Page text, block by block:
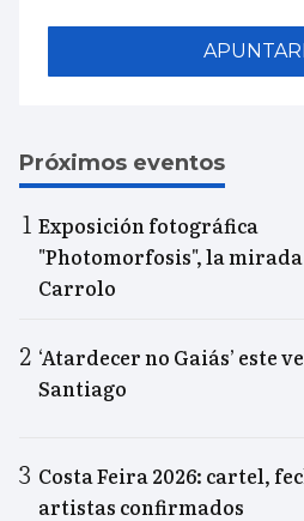
Próximos eventos
Exposición fotográfica
"Photomorfosis", la
Carrolo
‘Atardecer no Gaiás’ este
Santiago
Costa Feira 2026: cartel,
artistas confirmados